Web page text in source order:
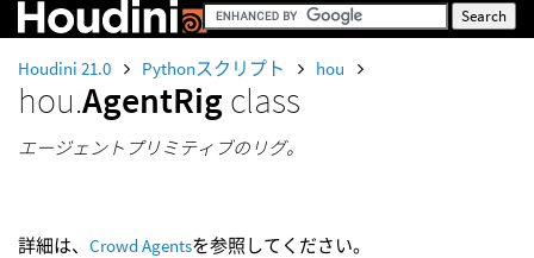
Houdini 21.0 Pythonスクリプト hou
hou.AgentRig class
エージェントプリミティブのリグ。
詳細は、 Crowd Agentsを参照してください。